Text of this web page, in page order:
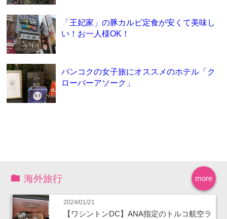
「王妃家」の豚カルビ定食が安くて美味し
い！お一人様OK！
バンコクの女子旅にオススメのホテル「ク
ローバーアソーク」
more
海外旅行
2024/01/21
【ワシントンDC】ANA指定のトルコ航空ラ